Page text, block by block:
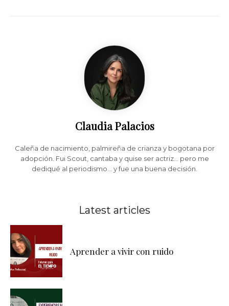
Claudia Palacios
Caleña de nacimiento, palmireña de crianza y bogotana por
adopción. Fui Scout, cantaba y quise ser actriz... pero me
dediqué al periodismo... y fue una buena decisión.
Latest articles
Aprender a vivir con ruido